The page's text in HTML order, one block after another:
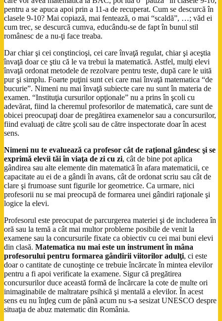
pentru a se apuca apoi prin a 11-a de recuperat. Cum se descurcă în
clasele 9-10? Mai copiază, mai fentează, o mai “scaldă”, …; văd ei
cum trec, se descurcă cumva, educându-se de fapt în bunul stil
românesc de a nu-ţi face treaba.
Dar chiar şi cei conştincioşi, cei care învaţă regulat, chiar şi aceştia
învaţă doar ce ştiu că le va trebui la matematică. Astfel, mulţi elevi
învaţă ordonat metodele de rezolvare pentru teste, după care le uită
pur şi simplu. Foarte puţini sunt cei care mai învaţă matematica “de
bucurie”. Nimeni nu mai învaţă subiecte care nu sunt în materia de
examen. “Instituţia cursurilor opţionale” nu a prins în şcoli cu
adevărat, fiind la cheremul profesorilor de matematică, care sunt de
obicei preocupaţi doar de pregătirea examenelor sau a concursurilor,
fiind evaluaţi de către şcoli sau de către inspectorate doar în acest
sens.
Nimeni nu te evaluează ca profesor cât de raţional gândesc şi se
exprimă elevii tăi în viaţa de zi cu zi, cât de bine pot aplica
gândirea sau alte elemente din matematică în afara matematicii, ce
capacitate au ei de a gândi în avans, cât de ordonat scriu sau cât de
clare şi frumoase sunt figurile lor geometrice. Ca urmare, nici
profesorii nu se mai preocupă de formarea unei gândiri raţionale şi
logice la elevi.
Profesorul este preocupat de parcurgerea materiei şi de includerea în
oră sau la temă a cât mai multor probleme posibile de venit la
examene sau la concursurile fixate ca obiectiv cu cei mai buni elevi
din clasă. Matematica nu mai este un instrument în mâna
profesorului pentru formarea gândirii viitorilor adulţi, ci este
doar o cantitate de cunoştinţe ce trebuie încărcate în mintea elevilor
pentru a fi apoi verificate la examene. Sigur că pregătirea
concursurilor duce această formă de încărcare la cote de multe ori
inimaginabile de maltratare psihică şi mentală a elevilor. În acest
sens eu nu înţleg cum de până acum nu s-a sesizat UNESCO despre
situaţia de abuz matematic din România.